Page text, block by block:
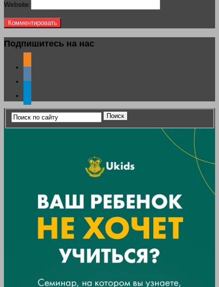
Website:
Подпишитесь на нас